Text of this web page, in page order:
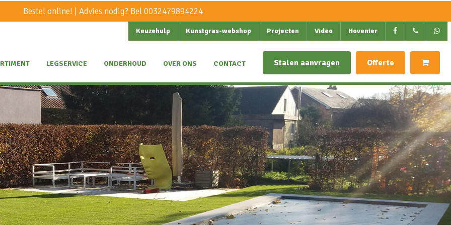
Bestel online! | Advies nodig? Bel0032479894224
Keuzehulp Kunstgras-webshop Projecten Video Hovenier
LEGSERVICE ONDERHOUD OVER ONS CONTACT Stalen aanvragen Offerte